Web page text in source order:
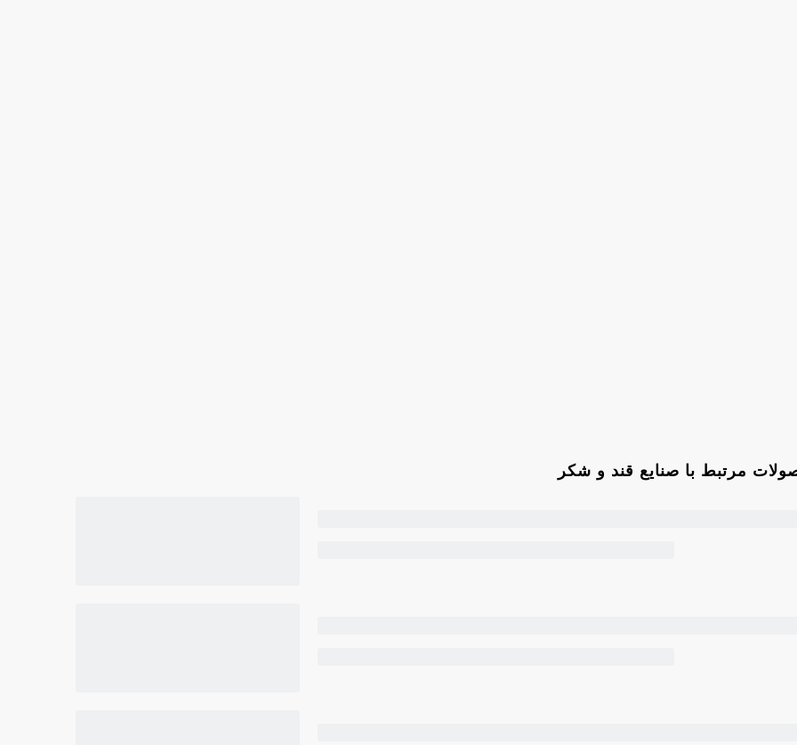
مرتبط با صنایع قند و شکر